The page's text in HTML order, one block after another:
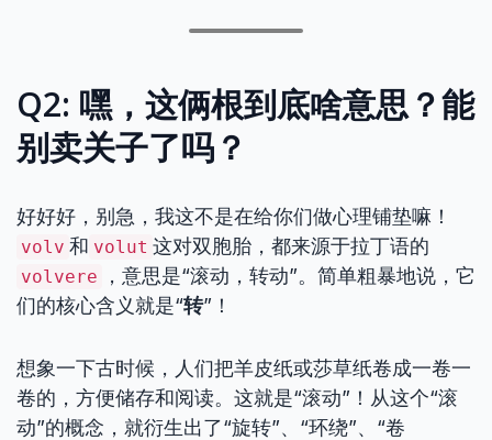
Q2: 嘿，这俩根到底啥意思？能
别卖关子了吗？
好好好，别急，我这不是在给你们做心理铺垫嘛！
volv 和 volut 这对双胞胎，都来源于拉丁语的
volvere
，意思是“滚动，转动”。简单粗暴地说，它
们的核心含义就是“转”！
想象一下古时候，人们把羊皮纸或莎草纸卷成一卷一
卷的，方便储存和阅读。这就是“滚动”！从这个“滚
动”的概念，就衍生出了“旋转”、“环绕”、“卷